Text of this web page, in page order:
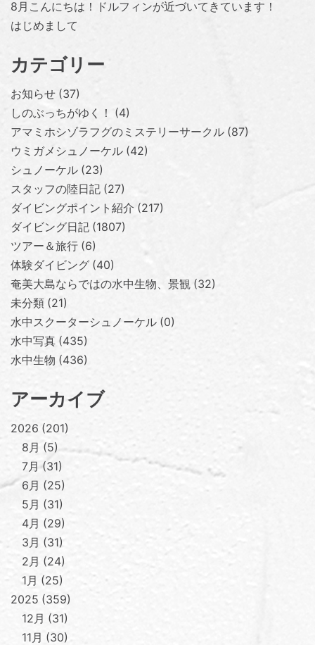
8月こんにちは！ドルフィンが近づいてきています！
はじめまして
カテゴリー
お知らせ 37
しのぶっちがゆく！
4
アマミホシゾラフグのミステリーサークル 87
ウミガメシュノーケル 42
シュノーケル 23
スタッフの陸日記 27
ダイビングポイント紹介 217
ダイビング日記 1807
ツアー＆旅行 6
体験ダイビング 40
奄美大島ならではの水中生物、景観 32
未分類 21
水中スクーターシュノーケル 0
水中写真 435
水中生物 436
アーカイブ
2026 201
8月
5
7月
31
6月
25
5月
31
4月
29
3月
31
2月
24
1月
25
2025 359
12月
31
11月
30